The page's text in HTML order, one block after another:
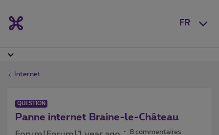
FR
Internet
QUESTION
Panne internet Braine-le-Château
8 commentaires